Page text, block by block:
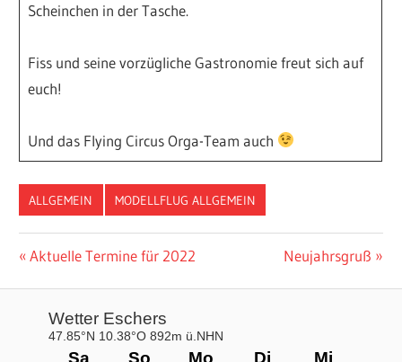
Scheinchen in der Tasche.
Fiss und seine vorzügliche Gastronomie freut sich auf
euch!
Und das Flying Circus Orga-Team auch
ALLGEMEIN MODELLFLUG ALLGEMEIN
Beitragsnavigation
Vorheriger
Aktuelle Termine für 2022
Nächster
Neujahrsgruß